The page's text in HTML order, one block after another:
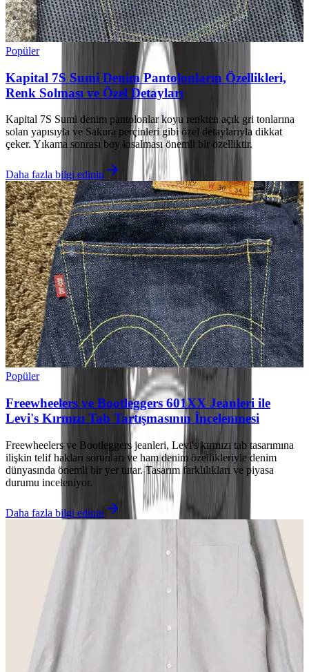
Popüler
Kapital 7S Sumi Denim Pantolonların Özellikleri,
Renk Solması ve Özel Detayları
Kapital 7S Sumi denim pantolonlar koyu renkten açık gri tonlarına
solan yapısıyla ve Sakura perçinleri gibi özel detaylarıyla dikkat
çeker. Yıkama sonrası boy kısalması önemli bir özelliktir.
Daha fazla bilgi edinin
Popüler
Freewheelers ve Bootleggers 601XX Jeanleri ile
Levi's Kırmızı Tab Tartışmasının İncelenmesi
Freewheelers ve Bootleggers jeanleri, Levi's kırmızı tab tasarımına
ilişkin telif hakları sorunları ve ham denim özellikleriyle denim
dünyasında önemli bir yer tutar. Tasarım farklılıkları ve piyasa
durumu inceleniyor.
Daha fazla bilgi edinin